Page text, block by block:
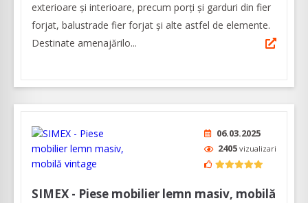
exterioare şi interioare, precum porți și garduri din fier
forjat, balustrade fier forjat și alte astfel de elemente.
Destinate amenajărilo...
06.03.2025
2405 vizualizari
SIMEX - Piese mobilier lemn masiv, mobilă